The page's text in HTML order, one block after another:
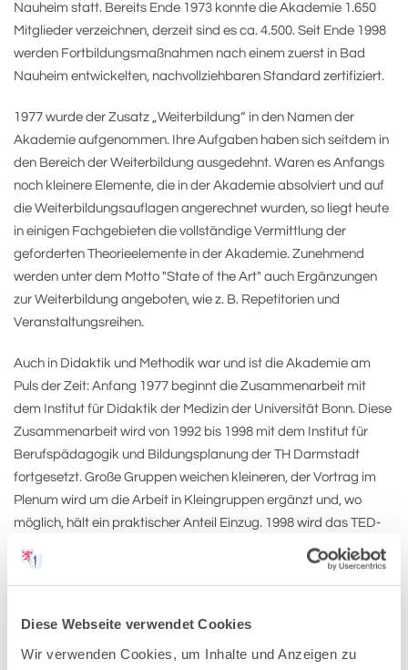
Diese Webseite verwendet Cookies
Wir verwenden Cookies, um Inhalte und Anzeigen zu
Nauheim statt. Bereits Ende 1973 konnte die Akademie 1.650
Mitglieder verzeichnen, derzeit sind es ca. 4.500. Seit Ende 1998
werden Fortbildungsmaßnahmen nach einem zuerst in Bad
Nauheim entwickelten, nachvollziehbaren Standard zertifiziert.
1977 wurde der Zusatz „Weiterbildung“ in den Namen der
Akademie aufgenommen. Ihre Aufgaben haben sich seitdem in
den Bereich der Weiterbildung ausgedehnt. Waren es Anfangs
noch kleinere Elemente, die in der Akademie absolviert und auf
die Weiterbildungsauflagen angerechnet wurden, so liegt heute
in einigen Fachgebieten die vollständige Vermittlung der
geforderten Theorieelemente in der Akademie. Zunehmend
werden unter dem Motto "State of the Art" auch Ergänzungen
zur Weiterbildung angeboten, wie z. B. Repetitorien und
Veranstaltungsreihen.
Auch in Didaktik und Methodik war und ist die Akademie am
Puls der Zeit: Anfang 1977 beginnt die Zusammenarbeit mit
dem Institut für Didaktik der Medizin der Universität Bonn. Diese
Zusammenarbeit wird von 1992 bis 1998 mit dem Institut für
Berufspädagogik und Bildungsplanung der TH Darmstadt
fortgesetzt. Große Gruppen weichen kleineren, der Vortrag im
Plenum wird um die Arbeit in Kleingruppen ergänzt und, wo
möglich, hält ein praktischer Anteil Einzug. 1998 wird das TED-
System (Tele-Dialog) das erste Mal eingesetzt. 2009 bietet die
Akademie die erste Blended-Learning-Veranstaltung (E-
weiterbetrieben worden. Das hat es der Akademie in den